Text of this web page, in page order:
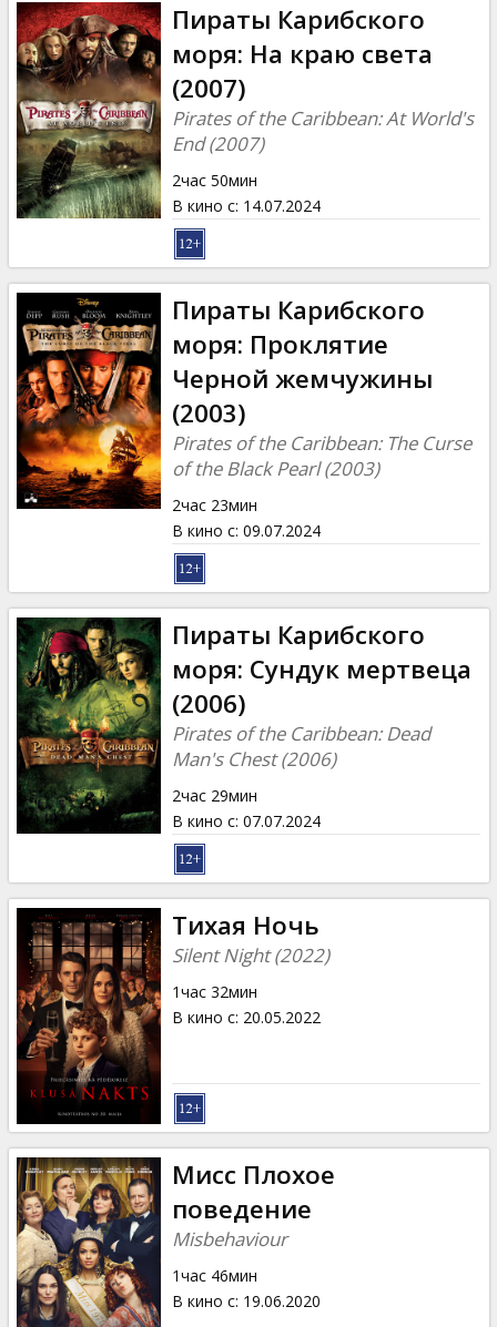
Пираты Карибского
моря: На краю света
(2007)
Pirates of the Caribbean: At World's
End (2007)
2час 50мин
В кино с: 14.07.2024
Пираты Карибского
моря: Проклятие
Черной жемчужины
(2003)
Pirates of the Caribbean: The Curse
of the Black Pearl (2003)
2час 23мин
В кино с: 09.07.2024
Пираты Карибского
моря: Сундук мертвеца
(2006)
Pirates of the Caribbean: Dead
Man's Chest (2006)
2час 29мин
В кино с: 07.07.2024
Тихая Ночь
Silent Night (2022)
1час 32мин
В кино с: 20.05.2022
Мисс Плохое
поведение
Misbehaviour
1час 46мин
В кино с: 19.06.2020